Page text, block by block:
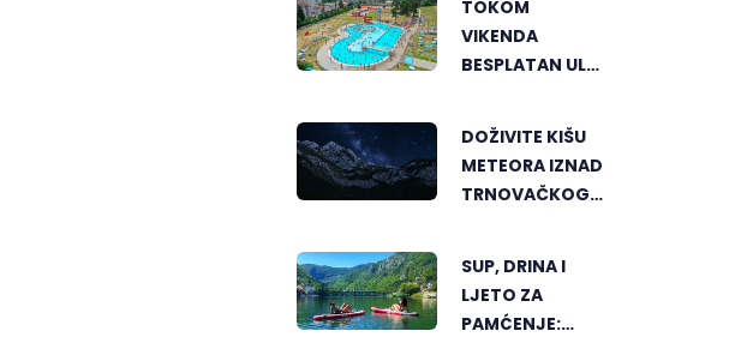
BANJALUKU
TOKOM
VIKENDA
BESPLATAN ULAZ
DOŽIVITE KIŠU
METEORA IZNAD
TRNOVAČKOG
SUP, DRINA I
LJETO ZA
PAMĆENJE: